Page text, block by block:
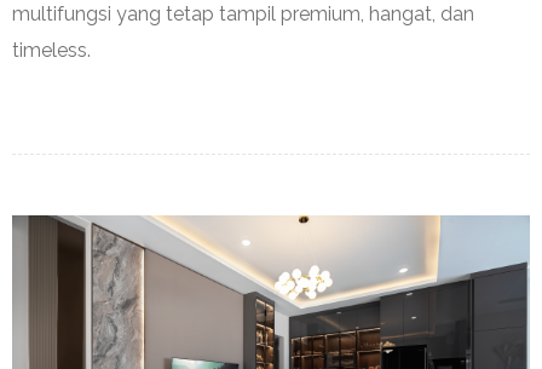
multifungsi yang tetap tampil premium, hangat, dan
timeless.